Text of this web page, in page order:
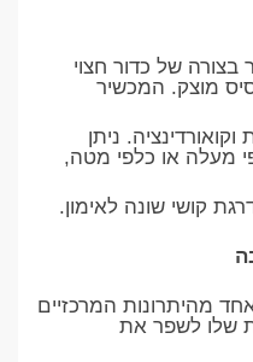
בצורה של כדור חצוי
מוצק. המכשיר
ניתן
מעלה או כלפי מטה,
קושי שונה לאימון.
מהיתרונות המרכזיים
שלו לשפר את